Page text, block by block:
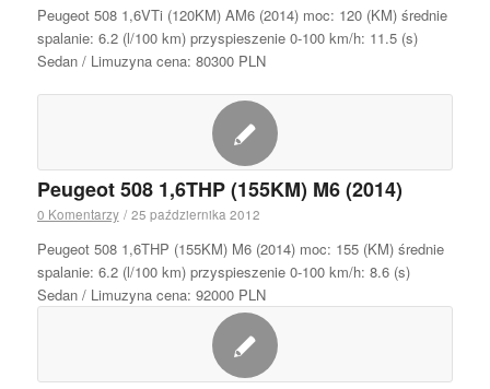
Peugeot 508 1,6VTi (120KM) AM6 (2014) moc: 120 (KM) średnie
spalanie: 6.2 (l/100 km) przyspieszenie 0-100 km/h: 11.5 (s)
Sedan / Limuzyna cena: 80300 PLN
Peugeot 508 1,6THP (155KM) M6 (2014)
0 Komentarzy / 25 października 2012
Peugeot 508 1,6THP (155KM) M6 (2014) moc: 155 (KM) średnie
spalanie: 6.2 (l/100 km) przyspieszenie 0-100 km/h: 8.6 (s)
Sedan / Limuzyna cena: 92000 PLN